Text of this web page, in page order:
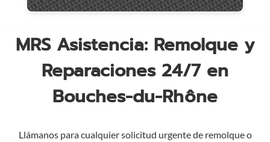
región
MRS Asistencia: Remolque y
Reparaciones 24/7 en
Bouches-du-Rhône
Llámanos para cualquier solicitud urgente de remolque o